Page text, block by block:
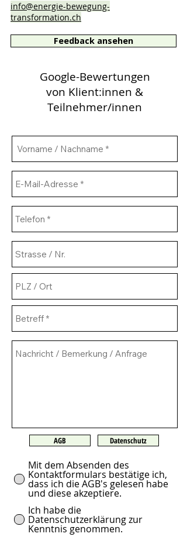
info@energie-bewegung-
transformation.ch
Feedback ansehen
Google-Bewertungen
von Klient:innen &
Teilnehmer/innen
AGB Datenschutz
Mit dem Absenden des
Kontaktformulars bestätige ich,
dass ich die AGB's gelesen habe
und diese akzeptiere.
Ich habe die
Datenschutzerklärung zur
Kenntnis genommen.